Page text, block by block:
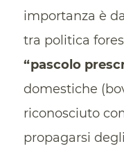
importanza è
tra politica
“pascolo
domestiche
riconosciuto
propagarsi